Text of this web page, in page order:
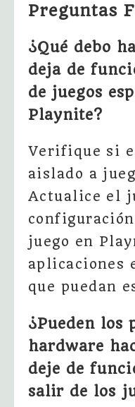
Preguntas
¿Qué debo
deja de
de juegos
Playnite?
Verifique si
aislado a
Actualice el
juego en
aplicaciones
que puedan
¿Pueden los
hardware
deje de
salir de los